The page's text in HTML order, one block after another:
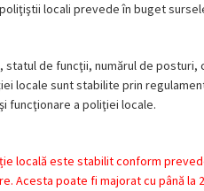
locali prevede în buget
statul de funcţii, numărul de
locale sunt stabilite prin
funcţionare a poliţiei locale.
locală este stabilit conform
Acesta poate fi majorat cu până la